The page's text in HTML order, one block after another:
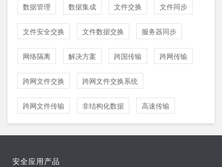
数据管理 数据集成 文件交换 文件同步
文件安全交换 文件数据交换 服务器同步
网络隔离 解决方案 跨国传输 跨网传输
跨网文件交换 跨网文件交换系统
跨网文件传输 非结构化数据 高速传输
安全应用产品